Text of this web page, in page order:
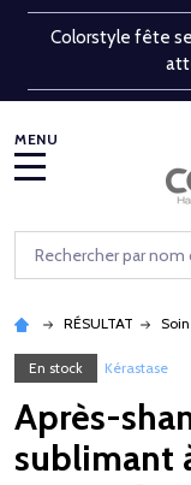
Colorstyle fête
Rechercher
RÉSULTAT
En stock Kérastase
Après-
sublimant